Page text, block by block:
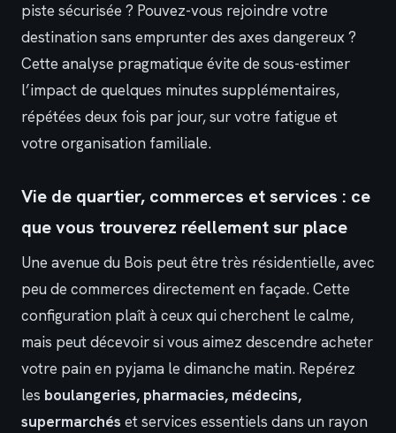
piste sécurisée ? Pouvez-vous rejoindre votre
destination sans emprunter des axes dangereux ?
Cette analyse pragmatique évite de sous-estimer
l’impact de quelques minutes supplémentaires,
répétées deux fois par jour, sur votre fatigue et
votre organisation familiale.
Vie de quartier, commerces et services : ce
que vous trouverez réellement sur place
Une avenue du Bois peut être très résidentielle, avec
peu de commerces directement en façade. Cette
configuration plaît à ceux qui cherchent le calme,
mais peut décevoir si vous aimez descendre acheter
votre pain en pyjama le dimanche matin. Repérez
les boulangeries, pharmacies, médecins,
supermarchés et services essentiels dans un rayon